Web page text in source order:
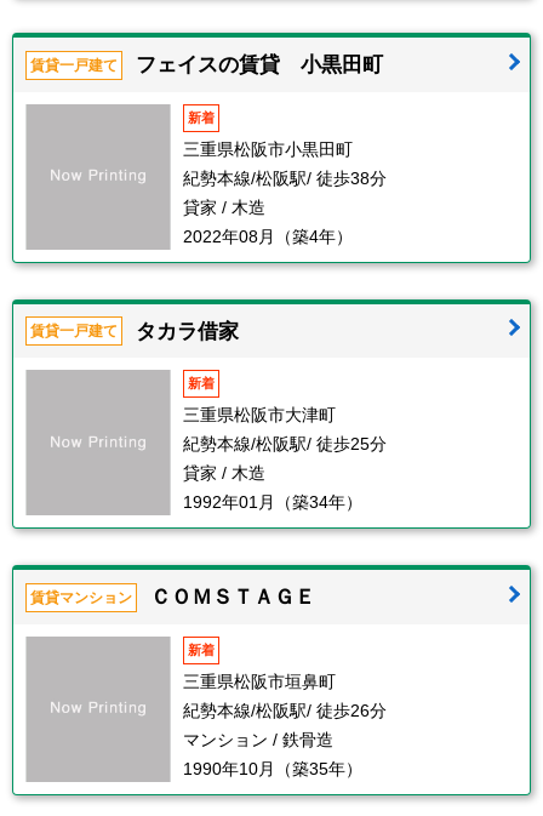
賃貸一戸建て フェイスの賃貸 小黒田町
新着
三重県松阪市小黒田町
紀勢本線/松阪駅/ 徒歩38分
貸家 / 木造
2022年08月（築4年）
賃貸一戸建て タカラ借家
新着
三重県松阪市大津町
紀勢本線/松阪駅/ 徒歩25分
貸家 / 木造
1992年01月（築34年）
賃貸マンション ＣＯＭＳＴＡＧＥ
新着
三重県松阪市垣鼻町
紀勢本線/松阪駅/ 徒歩26分
マンション / 鉄骨造
1990年10月（築35年）